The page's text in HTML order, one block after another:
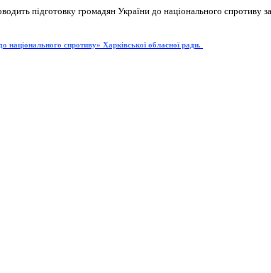
підготовку громадян України до національного спротиву
національного спротиву» Харківської обласної ради.